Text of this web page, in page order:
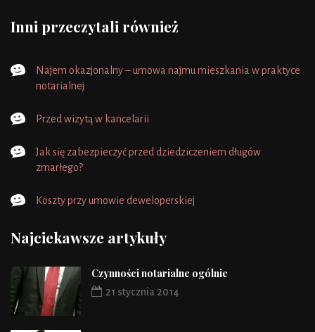
Inni przeczytali również
Najem okazjonalny – umowa najmu mieszkania w praktyce
notarialnej
Przed wizytą w kancelarii
Jak się zabezpieczyć przed dziedziczeniem długów
zmarłego?
Koszty przy umowie deweloperskiej
Najciekawsze artykuły
Czynności notarialne ogólnie
21 stycznia 2014